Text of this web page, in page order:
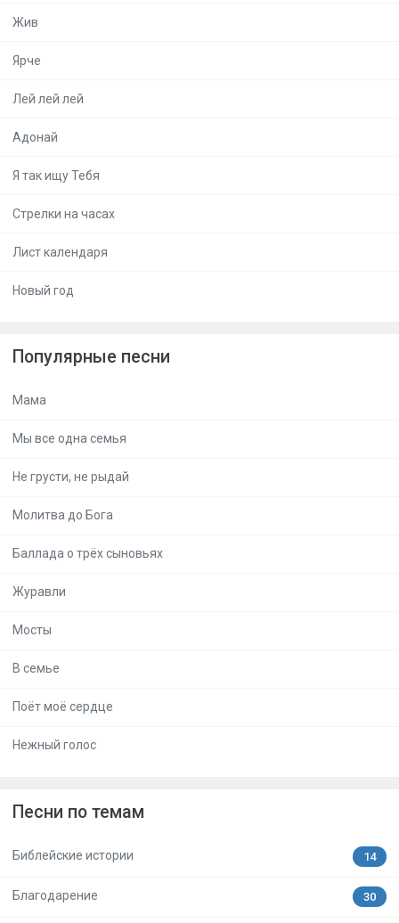
Жив
Ярче
Лей лей лей
Адонай
Я так ищу Тебя
Стрелки на часах
Лист календаря
Новый год
Популярные песни
Мама
Мы все одна семья
Не грусти, не рыдай
Молитва до Бога
Баллада о трёх сыновьях
Журавли
Мосты
В семье
Поёт моё сердце
Нежный голос
Песни по темам
Библейские истории 14
Благодарение 30